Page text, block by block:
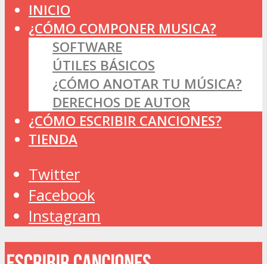
INICIO
¿CÓMO COMPONER MUSICA?
SOFTWARE
ÚTILES BÁSICOS
¿CÓMO ANOTAR TU MÚSICA?
DERECHOS DE AUTOR
¿CÓMO ESCRIBIR CANCIONES?
TIENDA
Twitter
Facebook
Instagram